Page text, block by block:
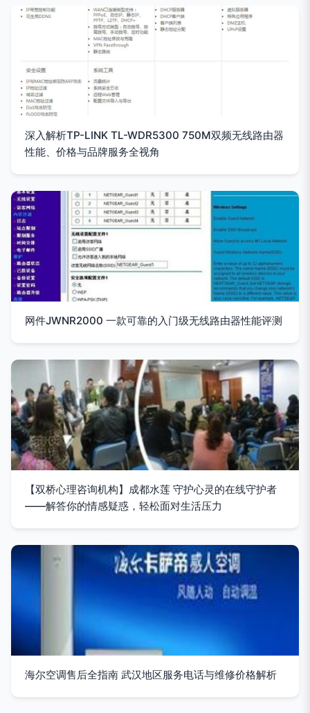
深入解析TP-LINK TL-WDR5300 750M双频无线路由器
性能、价格与品牌服务全视角
网件JWNR2000 一款可靠的入门级无线路由器性能评测
【双桥心理咨询机构】成都水莲 守护心灵的在线守护者
——解答你的情感疑惑，轻松面对生活压力
海尔空调售后全指南 武汉地区服务电话与维修价格解析